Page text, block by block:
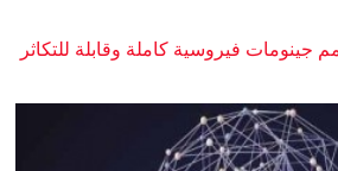
جينومات فيروسية كاملة وقابلة للتكاثر